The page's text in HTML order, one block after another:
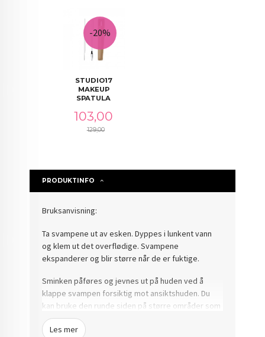
STUDIO17
MAKEUP
SPATULA
Tilbud
103,00
129,00
-20%
PRODUKTINFO
Bruksanvisning:
Ta svampene ut av esken. Dyppes i lunkent vann
og klem ut det overflødige. Svampene
ekspanderer og blir større når de er fuktige.
Sminken påføres og jevnes ut på huden ved å
klappe svampen forsiktig mot ansiktshuden. Du
kan bruke den runde siden på større områder som
kinn og panne. Spisse tuppen kan brukes på
mindre områder som øyekrok og nesevinge.
Les mer